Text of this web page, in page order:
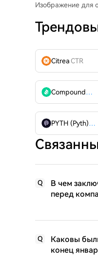
Изображение для
CitreaCTR
Compound
PYTH (Pyth)
Q
В чем
перед
Q
Каковы
конец